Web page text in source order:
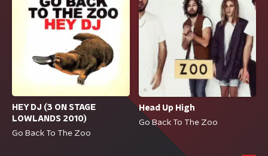
HEY DJ (3 ON STAGE
LOWLANDS 2010)
Go Back To The Zoo
Head Up High
Go Back To The Zoo